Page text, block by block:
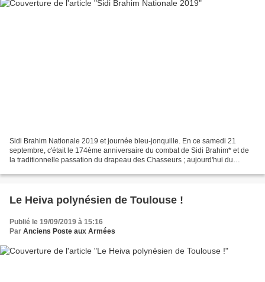
Sidi Brahim Nationale 2019 et journée bleu-jonquille. En ce samedi 21
septembre, c'était le 174ème anniversaire du combat de Sidi Brahim* et de
la traditionnelle passation du drapeau des Chasseurs ; aujourd'hui du
Le Heiva polynésien de Toulouse !
Publié le 19/09/2019 à 15:16
Par Anciens Poste aux Armées